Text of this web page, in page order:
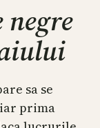
sa se
prima